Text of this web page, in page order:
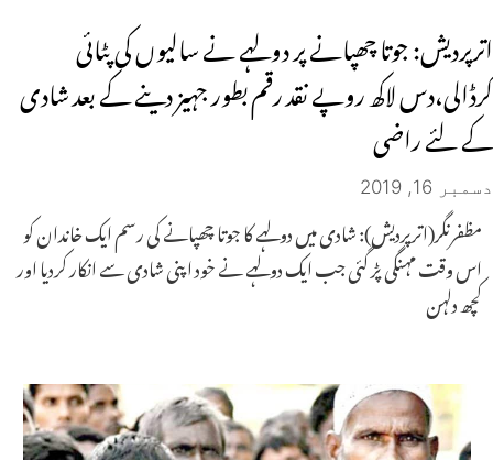
اترپردیش: جوتا چھپانے پر دولہے نے سالیوں کی پٹائی
کرڈالی،دس لاکھ روپے نقد رقم بطور جہیز دینے کے بعد شادی
کے لئے راضی
دسمبر 16, 2019
مظفرنگر(اترپردیش): شادی میں دولہے کا جوتا چھپانے کی رسم ایک خاندان کو
اس وقت مہنگی پڑ گئی جب ایک دولہے نے خود اپنی شادی سے انکار کردیا اور
کچھ دلہن